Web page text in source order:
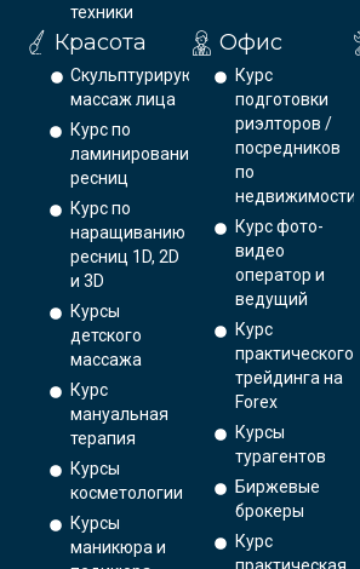
техники
Красота
Скульптурирующий
массаж лица
Курс по
ламинированию
ресниц
Курс по
наращиванию
ресниц 1D, 2D
и 3D
Курсы
детского
массажа
Курс
мануальная
терапия
Курсы
косметологии
Курсы
маникюра и
Офис
Курс
подготовки
риэлторов /
посредников
по
недвижимости
Курс фото-
видео
оператор и
ведущий
Курс
практического
трейдинга на
Forex
Курсы
турагентов
Биржевые
брокеры
Курс